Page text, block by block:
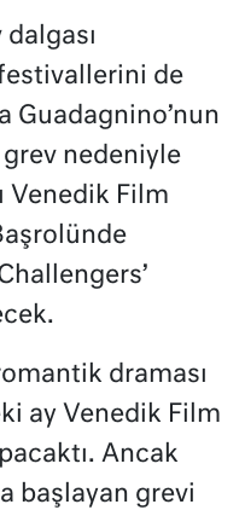
de
Guadagnino’nun
nedeniyle
Venedik Film
draması
ay Venedik Film
Ancak
başlayan grevi